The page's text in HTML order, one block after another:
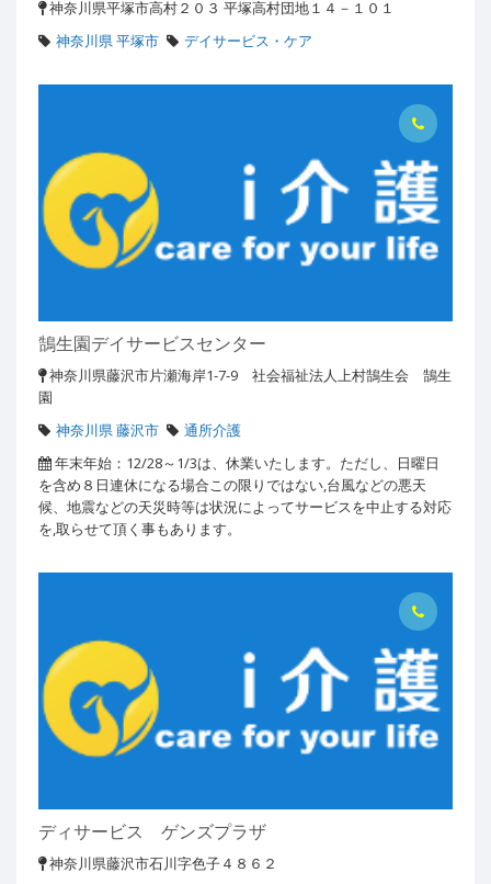
神奈川県平塚市高村２０３ 平塚高村団地１４－１０１
神奈川県 平塚市
デイサービス・ケア
鵠生園デイサービスセンター
神奈川県藤沢市片瀬海岸1-7-9 社会福祉法人上村鵠生会 鵠生
園
神奈川県 藤沢市
通所介護
年末年始：12/28～1/3は、休業いたします。ただし、日曜日
を含め８日連休になる場合この限りではない,台風などの悪天
候、地震などの天災時等は状況によってサービスを中止する対応
を,取らせて頂く事もあります。
ディサービス ゲンズプラザ
神奈川県藤沢市石川字色子４８６２